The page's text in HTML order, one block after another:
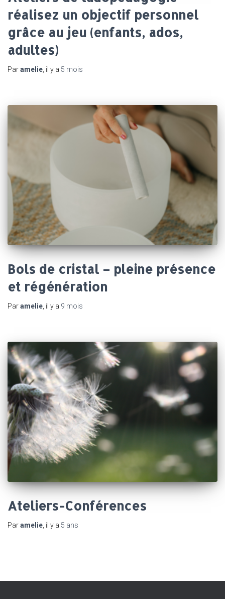
réalisez un objectif personnel
grâce au jeu (enfants, ados,
adultes)
Paramelie, il y a 5 mois
Bols de cristal – pleine présence
et régénération
Paramelie , il y a 9 mois
Ateliers-Conférences
Paramelie , il y a 5 ans